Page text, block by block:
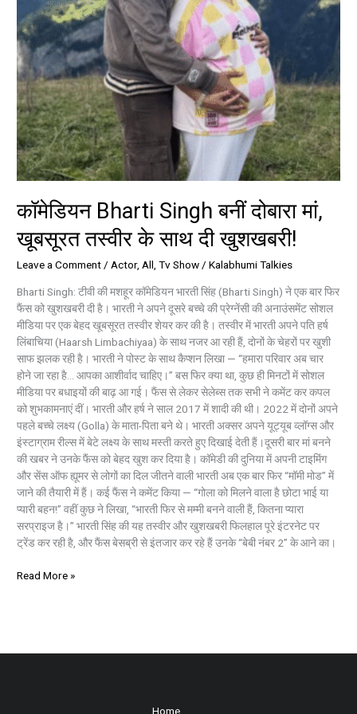
कॉमेडियन Bharti Singh बनीं दोबारा मां,
खूबसूरत तस्वीर के साथ दी खुशखबरी!
Leave a Comment/Actor,All,Tv Show/Kalabhumi Talkies
Bharti Singh: टीवी की मशहूर कॉमेडियन भारती सिंह (Bharti Singh) ने एक बार फिर
फैंस को खुशखबरी दी है। भारती ने अपने दूसरे बच्चे की प्रेग्नेंसी की अनाउंसमेंट सोशल
मीडिया पर एक बेहद खूबसूरत तस्वीर शेयर कर की है। तस्वीर में भारती अपने पति हर्ष
लिंबाचिया (Haarsh Limbachiyaa) के साथ नजर आ रही हैं, दोनों के चेहरों पर खुशी
साफ झलक रही है। भारती ने पोस्ट के साथ कैप्शन लिखा — “हमारा परिवार अब चार
होने जा रहा है… आपका आशीर्वाद चाहिए।” बस फिर क्या था, कुछ ही मिनटों में सोशल
मीडिया पर बधाइयों की बाढ़ आ गई। फैंस से लेकर सेलेब्स तक सभी ने कमेंट कर कपल
को शुभकामनाएं दीं। भारती और हर्ष ने साल 2017 में शादी की थी। 2022 में दोनों अपने
पहले बच्चे लक्ष्य (Golla) के माता-पिता बने थे। भारती अक्सर अपने यूट्यूब व्लॉग्स और
इंस्टाग्राम रील्स में बेटे लक्ष्य के साथ मस्ती करते हुए दिखाई देती हैं।दूसरी बार मां बनने
की खबर ने उनके फैंस को बेहद खुश कर दिया है। कॉमेडी की दुनिया में अपनी टाइमिंग
और सेंस ऑफ ह्यूमर से लोगों का दिल जीतने वाली भारती अब एक बार फिर “मॉमी मोड” में
जाने की तैयारी में हैं। कई फैंस ने कमेंट किया — “गोला को मिलने वाला है छोटा भाई या
प्यारी बहन!” वहीं कुछ ने लिखा, “भारती फिर से मम्मी बनने वाली हैं, कितना प्यारा
सरप्राइज है।” भारती सिंह की यह तस्वीर और खुशखबरी फिलहाल पूरे इंटरनेट पर
ट्रेंड कर रही है, और फैंस बेसब्री से इंतजार कर रहे हैं उनके “बेबी नंबर 2” के आने का।
साथ
दी
खुशखबरी!
Read More »
Home